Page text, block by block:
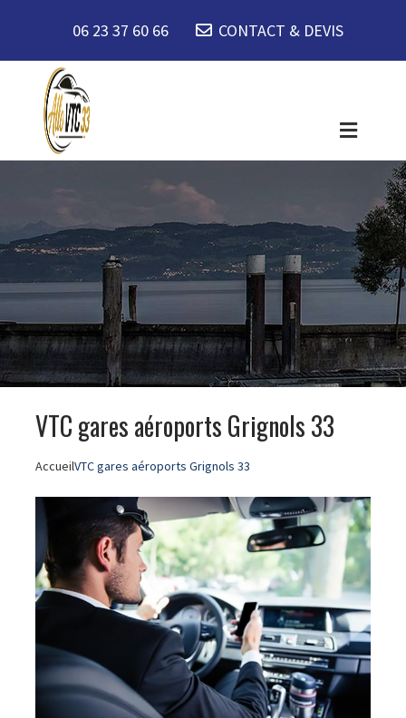
06 23 37 60 66 CONTACT & DEVIS
VTC gares aéroports Grignols 33
AccueilVTC gares aéroports Grignols 33